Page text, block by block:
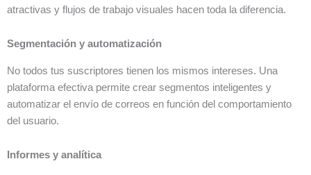
atractivas y flujos de trabajo visuales hacen toda la diferencia.
Segmentación y automatización
No todos tus suscriptores tienen los mismos intereses. Una
plataforma efectiva permite crear segmentos inteligentes y
automatizar el envío de correos en función del comportamiento
del usuario.
Informes y analítica